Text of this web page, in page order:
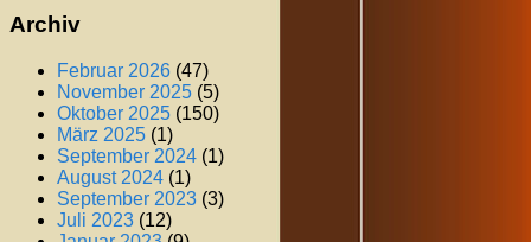
Archiv
Februar 2026 (47)
November 2025 (5)
Oktober 2025 (150)
März 2025 (1)
September 2024 (1)
August 2024 (1)
September 2023 (3)
Juli 2023 (12)